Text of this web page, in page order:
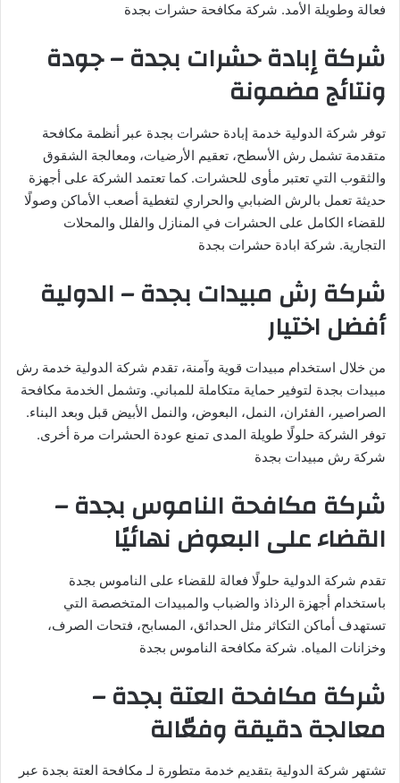
فعالة وطويلة الأمد. شركة مكافحة حشرات بجدة
شركة إبادة حشرات بجدة – جودة
ونتائج مضمونة
توفر شركة الدولية خدمة إبادة حشرات بجدة عبر أنظمة مكافحة
متقدمة تشمل رش الأسطح، تعقيم الأرضيات، ومعالجة الشقوق
والثقوب التي تعتبر مأوى للحشرات. كما تعتمد الشركة على أجهزة
حديثة تعمل بالرش الضبابي والحراري لتغطية أصعب الأماكن وصولًا
للقضاء الكامل على الحشرات في المنازل والفلل والمحلات
التجارية. شركة ابادة حشرات بجدة
شركة رش مبيدات بجدة – الدولية
أفضل اختيار
من خلال استخدام مبيدات قوية وآمنة، تقدم شركة الدولية خدمة رش
مبيدات بجدة لتوفير حماية متكاملة للمباني. وتشمل الخدمة مكافحة
الصراصير، الفئران، النمل، البعوض، والنمل الأبيض قبل وبعد البناء.
توفر الشركة حلولًا طويلة المدى تمنع عودة الحشرات مرة أخرى.
شركة رش مبيدات بجدة
شركة مكافحة الناموس بجدة –
القضاء على البعوض نهائيًا
تقدم شركة الدولية حلولًا فعالة للقضاء على الناموس بجدة
باستخدام أجهزة الرذاذ والضباب والمبيدات المتخصصة التي
تستهدف أماكن التكاثر مثل الحدائق، المسابح، فتحات الصرف،
وخزانات المياه. شركة مكافحة الناموس بجدة
شركة مكافحة العتة بجدة –
معالجة دقيقة وفعّالة
تشتهر شركة الدولية بتقديم خدمة متطورة لـ مكافحة العتة بجدة عبر